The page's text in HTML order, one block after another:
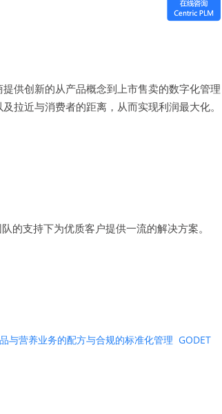
供创新的从产品概念到上市售卖的数字化管理
拉近与消费者的距离，从而实现利润最大化。
支持下为优质客户提供一流的解决方案。
与营养业务的配方与合规的标准化管理 GODET